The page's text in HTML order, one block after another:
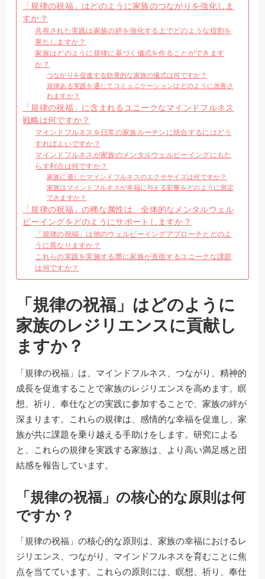
「規律の祝福」はどのように家族のつながりを強化しま
すか？
共有された実践は家族の絆を強化する上でどのような役割を
果たしますか？
家族はどのように規律に基づく儀式を作ることができます
か？
つながりを促進する効果的な家族の儀式は何ですか？
規律ある実践を通じてコミュニケーションはどのように改善さ
れますか？
「規律の祝福」に含まれるユニークなマインドフルネス
戦略は何ですか？
マインドフルネスを日常の家族ルーチンに統合するにはどう
すればよいですか？
マインドフルネスが家族のメンタルウェルビーイングにもた
らす利点は何ですか？
家族に適したマインドフルネスのエクササイズは何ですか？
家族はマインドフルネスが幸福に与える影響をどのように測定
できますか？
「規律の祝福」の稀な属性は、全体的なメンタルウェル
ビーイングをどのようにサポートしますか？
「規律の祝福」は他のウェルビーイングアプローチとどのよ
うに異なりますか？
これらの実践を実施する際に家族が直面するユニークな課題
は何ですか？
「規律の祝福」はどのように
家族のレジリエンスに貢献し
ますか？
「規律の祝福」は、マインドフルネス、つながり、精神的
成長を促進することで家族のレジリエンスを高めます。瞑
想、祈り、奉仕などの実践に参加することで、家族の絆が
深まります。これらの規律は、感情的な幸福を促進し、家
族が共に課題を乗り越える手助けをします。研究による
と、これらの規律を実践する家族は、より高い満足感と団
結感を報告しています。
「規律の祝福」の核心的な原則は何
ですか？
「規律の祝福」の核心的な原則は、家族の幸福におけるレ
ジリエンス、つながり、マインドフルネスを育むことに焦
点を当てています。これらの原則には、瞑想、祈り、奉仕